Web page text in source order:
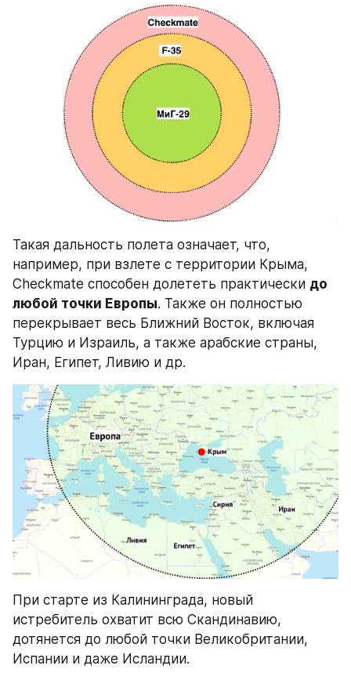
Такая дальность полета означает, что,
например, при взлете с территории Крыма,
Checkmate способен долететь практически до
любой точки Европы. Также он полностью
перекрывает весь Ближний Восток, включая
Турцию и Израиль, а также арабские страны,
Иран, Египет, Ливию и др.
При старте из Калининграда, новый
истребитель охватит всю Скандинавию,
дотянется до любой точки Великобритании,
Испании и даже Исландии.